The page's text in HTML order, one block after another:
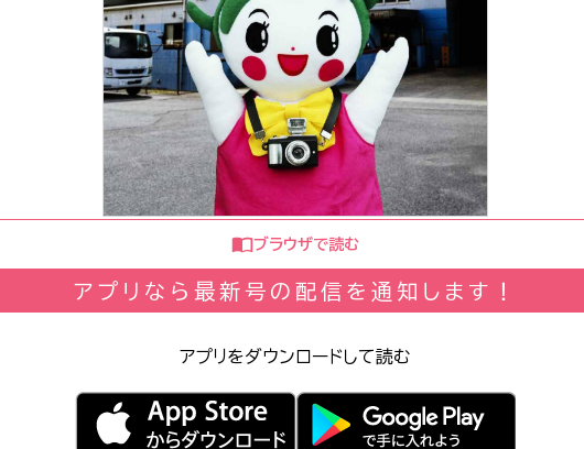
ブラウザで読む
アプリなら最新号の配信を通知します！
アプリをダウンロードして読む